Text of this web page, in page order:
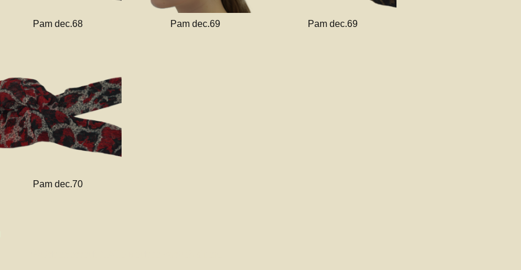
Pam dec.68 Pam dec.69 Pam dec.69
Pam dec.70